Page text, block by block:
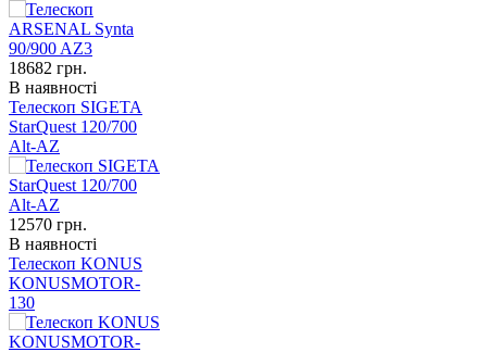
18682 грн.
В наявності
Телескоп SIGETA
StarQuest 120/700
Alt-AZ
12570 грн.
В наявності
Телескоп KONUS
KONUSMOTOR-
130